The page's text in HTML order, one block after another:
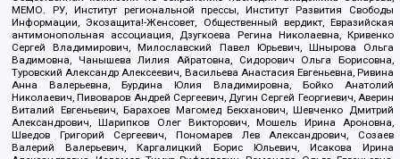
МЕМО. РУ, Институт региональной прессы, Институт Развития Свободы
Информации, Экозащита!-Женсовет, Общественный вердикт, Евразийская
антимонопольная ассоциация, Дзугкоева Регина Николаевна, Кривенко
Сергей Владимирович, Милославский Павел Юрьевич, Шнырова Ольга
Вадимовна, Чанышева Лилия Айратовна, Сидорович Ольга Борисовна,
Туровский Александр Алексеевич, Васильева Анастасия Евгеньевна, Ривина
Анна Валерьевна, Бурдина Юлия Владимировна, Бойко Анатолий
Николаевич, Пивоваров Андрей Сергеевич, Дугин Сергей Георгиевич, Аверин
Виталий Евгеньевич, Барахоев Магомед Бекханович, Шевченко Дмитрий
Александрович, Шарипков Олег Викторович, Мошель Ирина Ароновна,
Шведов Григорий Сергеевич, Пономарев Лев Александрович, Созаев
Валерий Валерьевич, Каргалицкий Борис Юльевич, Исакова Ирина